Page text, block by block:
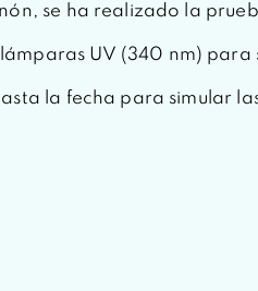
se ha realizado la
UV (340 nm) para
la fecha para simular